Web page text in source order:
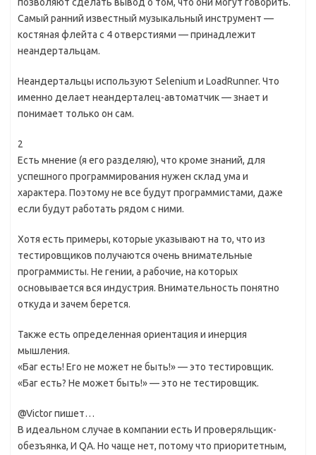
Самый ранний известный музыкальный инструмент —
костяная флейта с 4 отверстиями — принадлежит
неандертальцам.
Неандертальцы используют Selenium и LoadRunner. Что
именно делает неандерталец-автоматчик — знает и
понимает только он сам.
2
Есть мнение (я его разделяю), что кроме знаний, для
успешного программирования нужен склад ума и
характера. Поэтому не все будут программистами, даже
если будут работать рядом с ними.
Хотя есть примеры, которые указывают на то, что из
тестировщиков получаются очень внимательные
программисты. Не гении, а рабочие, на которых
основывается вся индустрия. Внимательность понятно
откуда и зачем берется.
Также есть определенная ориентация и инерция
мышления.
«Баг есть! Его не может не быть!» — это тестировщик.
«Баг есть? Не может быть!» — это не тестировщик.
@Victor пишет…
В идеальном случае в компании есть И проверяльщик-
обезъянка, И QА. Но чаще нет, потому что приоритетным,